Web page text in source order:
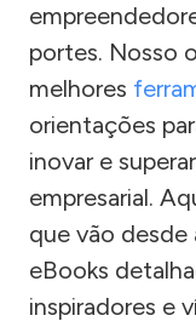
portes. Nosso
melhores
orientações
inovar e
empresarial.
que vão
eBooks
inspiradores e